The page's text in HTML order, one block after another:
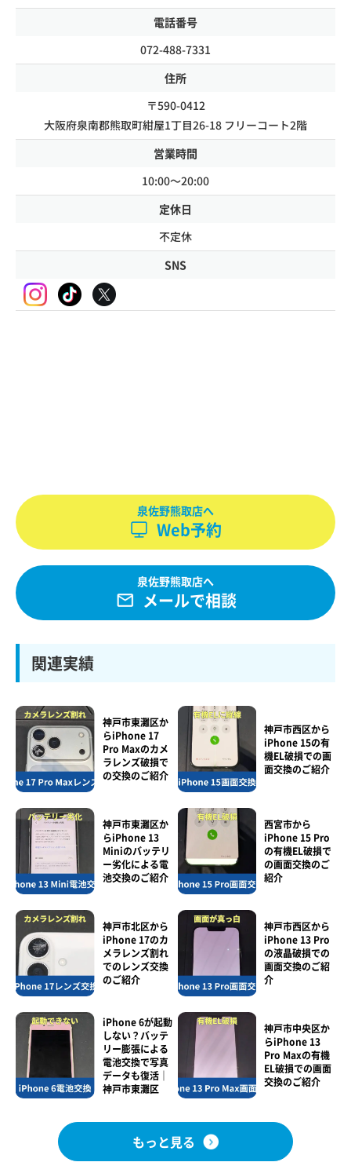
電話番号
072-488-7331
住所
〒590-0412
大阪府泉南郡熊取町紺屋1丁目26-18 フリーコート2階
営業時間
10:00～20:00
定休日
不定休
SNS
泉佐野熊取店へ
Web予約
泉佐野熊取店へ
メールで相談
関連実績
神戸市東灘区か
らiPhone 17
Pro Maxのカメ
ラレンズ破損で
の交換のご紹介
神戸市西区から
iPhone 15の有
機EL破損での画
面交換のご紹介
神戸市東灘区か
らiPhone 13
Miniのバッテリ
ー劣化による電
池交換のご紹介
西宮市から
iPhone 15 Pro
の有機EL破損で
の画面交換のご
紹介
神戸市北区から
iPhone 17のカ
メラレンズ割れ
でのレンズ交換
のご紹介
神戸市西区から
iPhone 13 Pro
の液晶破損での
画面交換のご紹
介
iPhone 6が起動
しない？バッテ
リー膨張による
電池交換で写真
データも復活｜
神戸市東灘区
神戸市中央区か
らiPhone 13
Pro Maxの有機
EL破損での画面
交換のご紹介
もっと見る